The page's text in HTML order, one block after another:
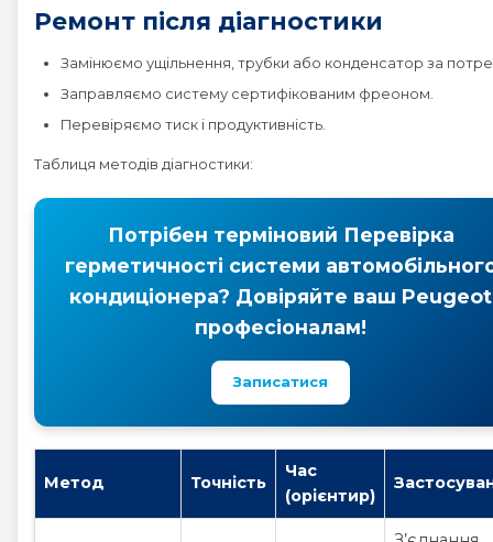
Peugeot RIFTER
Peugeot TRAVELLER
Ремонт після діагностики
Замінюємо ущільнення, трубки або конденсатор за
Заправляємо систему сертифікованим фреоном.
Перевіряємо тиск і продуктивність.
Таблиця методів діагностики:
Потрібен терміновий Перевірка
герметичності системи
кондиціонера? Довіряйте ваш Peugeot
професіоналам!
Записатися
Метод Точність
Час
(орієнтир)